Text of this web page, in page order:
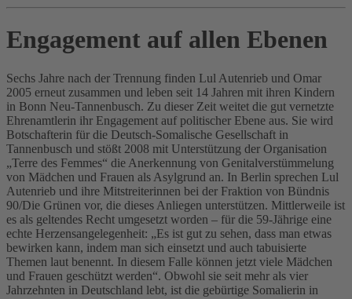
Engagement auf allen Ebenen
Sechs Jahre nach der Trennung finden Lul Autenrieb und Omar
2005 erneut zusammen und leben seit 14 Jahren mit ihren Kindern
in Bonn Neu-Tannenbusch. Zu dieser Zeit weitet die gut vernetzte
Ehrenamtlerin ihr Engagement auf politischer Ebene aus. Sie wird
Botschafterin für die Deutsch-Somalische Gesellschaft in
Tannenbusch und stößt 2008 mit Unterstützung der Organisation
„Terre des Femmes“ die Anerkennung von Genitalverstümmelung
von Mädchen und Frauen als Asylgrund an. In Berlin sprechen Lul
Autenrieb und ihre Mitstreiterinnen bei der Fraktion von Bündnis
90/Die Grünen vor, die dieses Anliegen unterstützen. Mittlerweile ist
es als geltendes Recht umgesetzt worden – für die 59-Jährige eine
echte Herzensangelegenheit: „Es ist gut zu sehen, dass man etwas
bewirken kann, indem man sich einsetzt und auch tabuisierte
Themen laut benennt. In diesem Falle können jetzt viele Mädchen
und Frauen geschützt werden“. Obwohl sie seit mehr als vier
Jahrzehnten in Deutschland lebt, ist die gebürtige Somalierin in